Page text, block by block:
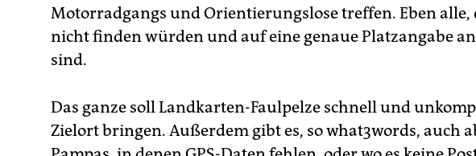
Motorradgangs und Orientierungslose treffen. Eben alle,
nicht finden würden und auf eine genaue Platzangabe
sind.
Das ganze soll Landkarten-Faulpelze schnell und
Zielort bringen. Außerdem gibt es, so what3words, auch